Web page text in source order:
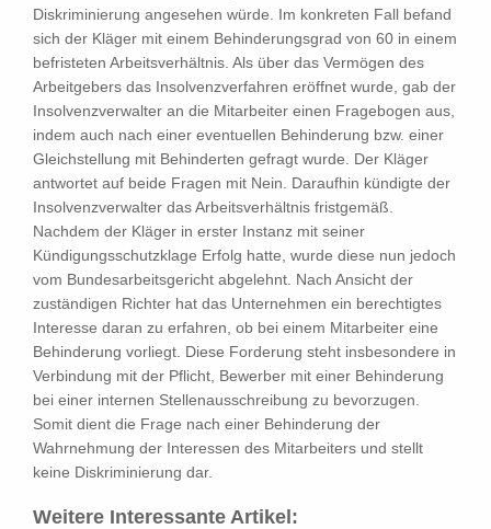
Diskriminierung angesehen würde. Im konkreten Fall befand
sich der Kläger mit einem Behinderungsgrad von 60 in einem
befristeten Arbeitsverhältnis. Als über das Vermögen des
Arbeitgebers das Insolvenzverfahren eröffnet wurde, gab der
Insolvenzverwalter an die Mitarbeiter einen Fragebogen aus,
indem auch nach einer eventuellen Behinderung bzw. einer
Gleichstellung mit Behinderten gefragt wurde. Der Kläger
antwortet auf beide Fragen mit Nein. Daraufhin kündigte der
Insolvenzverwalter das Arbeitsverhältnis fristgemäß.
Nachdem der Kläger in erster Instanz mit seiner
Kündigungsschutzklage Erfolg hatte, wurde diese nun jedoch
vom Bundesarbeitsgericht abgelehnt. Nach Ansicht der
zuständigen Richter hat das Unternehmen ein berechtigtes
Interesse daran zu erfahren, ob bei einem Mitarbeiter eine
Behinderung vorliegt. Diese Forderung steht insbesondere in
Verbindung mit der Pflicht, Bewerber mit einer Behinderung
bei einer internen Stellenausschreibung zu bevorzugen.
Somit dient die Frage nach einer Behinderung der
Wahrnehmung der Interessen des Mitarbeiters und stellt
keine Diskriminierung dar.
Weitere Interessante Artikel: